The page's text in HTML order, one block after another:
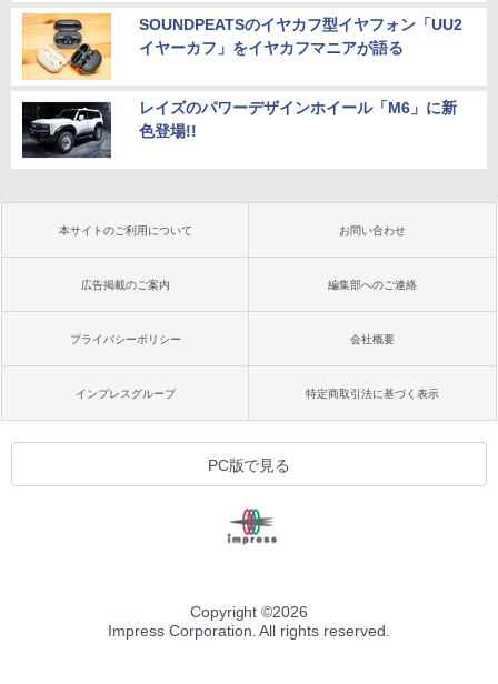
SOUNDPEATSのイヤカフ型イヤフォン「UU2
イヤーカフ」をイヤカフマニアが語る
レイズのパワーデザインホイール「M6」に新
色登場!!
本サイトのご利用について お問い合わせ
広告掲載のご案内 編集部へのご連絡
プライバシーポリシー 会社概要
インプレスグループ 特定商取引法に基づく表示
PC版で見る
Copyright ©2026
Impress Corporation. All rights reserved.